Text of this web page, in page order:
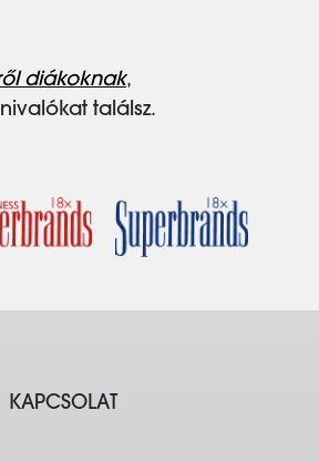
diákoknak,
találsz.
KAPCSOLAT